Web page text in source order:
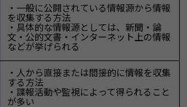
・一般に公開されている情報源から情報
を収集する方法
・具体的な情報源としては、新聞・論
文・公的文書・インターネット上の情報
などが挙げられる
・人から直接または間接的に情報を収集
する方法
・諜報活動や監視によって得られること
が多い